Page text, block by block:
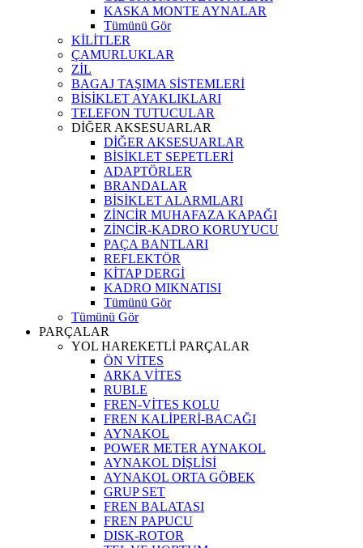
KASKA MONTE AYNALAR
Tümünü Gör
KİLİTLER
ÇAMURLUKLAR
ZİL
BAGAJ TAŞIMA SİSTEMLERİ
BİSİKLET AYAKLIKLARI
TELEFON TUTUCULAR
DİĞER AKSESUARLAR
DİĞER AKSESUARLAR
BİSİKLET SEPETLERİ
ADAPTÖRLER
BRANDALAR
BİSİKLET ALARMLARI
ZİNCİR MUHAFAZA KAPAĞI
ZİNCİR-KADRO KORUYUCU
PAÇA BANTLARI
REFLEKTÖR
KİTAP DERGİ
KADRO MIKNATISI
Tümünü Gör
Tümünü Gör
PARÇALAR
YOL HAREKETLİ PARÇALAR
ÖN VİTES
ARKA VİTES
RUBLE
FREN-VİTES KOLU
FREN KALİPERİ-BACAĞI
AYNAKOL
POWER METER AYNAKOL
AYNAKOL DİŞLİSİ
AYNAKOL ORTA GÖBEK
GRUP SET
FREN BALATASI
FREN PAPUCU
DISK-ROTOR